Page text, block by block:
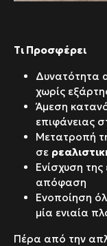
Τι Προσφέρει
Δυνατότητα
χωρίς
Άμεση
επιφάνειας
Μετατροπή
σε
Ενίσχυση
απόφαση
Ενοποίηση
μία ενιαία
Πέρα από την